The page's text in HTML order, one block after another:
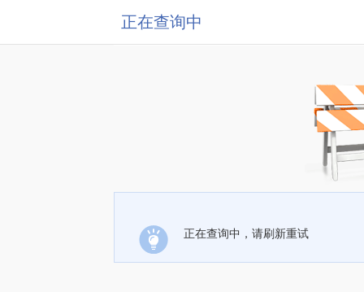
正在查询中
正在查询中，请刷新重试